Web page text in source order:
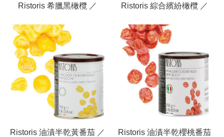
Ristoris 希臘黑橄欖 ／
Ristoris 綜合繽紛橄欖 ／
Sauteed
Ristoris 油漬半乾黃番茄 ／
Ristoris 油漬半乾櫻桃番茄